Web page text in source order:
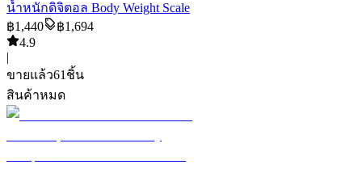
น้ำหนักดิจิตอล Body Weight Scale
฿1,440 ฿1,694
4.9
|
ขายแล้ว61 ชิ้น
สินค้าหมด